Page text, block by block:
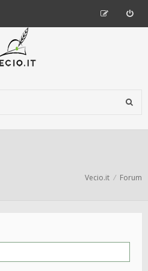
Vecio.it Forum